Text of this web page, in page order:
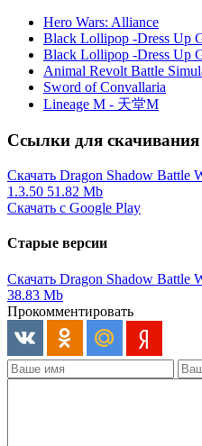
Hero Wars: Alliance
Black Lollipop -Dress Up
Black Lollipop -Dress Up
Animal Revolt Battle
Sword of Convallaria
Lineage M - 天堂M
Ссылки для скачивания
Скачать Dragon Shadow Battle
1.3.50 51.82 Mb
Скачать с Google Play
Старые версии
Скачать Dragon Shadow Battle
38.83 Mb
Прокомментировать